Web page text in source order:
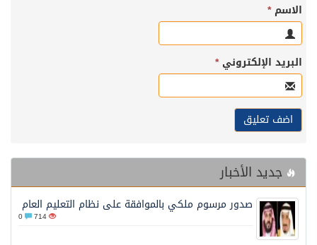
الاسم*
البريد الإلكتروني*
جديد الأخبار
صدور مرسوم ملكي بالموافقة على نظام التعليم العام
714